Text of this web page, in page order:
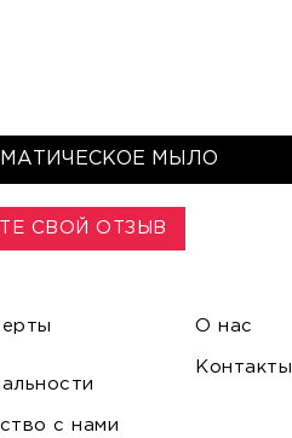
МЫЛО
СВОЙ ОТЗЫВ
с нами
О нас
Контакты